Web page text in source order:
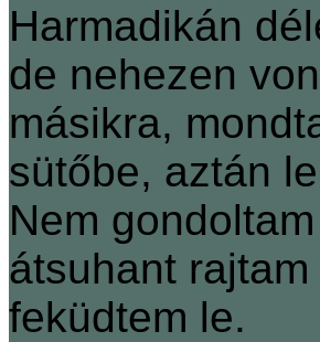
Harmadikán
de nehezen
másikra,
sütőbe, aztán
Nem
átsuhant
feküdtem le.